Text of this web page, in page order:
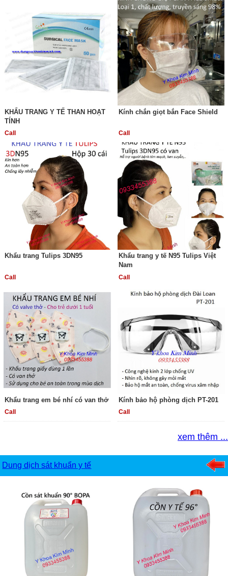
KHẨU TRANG Y TẾ THAN HOẠT
TÍNH
Call
Kính chắn giọt bắn Face Shield
Call
Khẩu trang Tulips 3DN95
Call
Khẩu trang y tế N95 Tulips Việt
Nam
Call
Khẩu trang em bé nhí có van thở
Call
Kính bảo hộ phòng dịch PT-201
Call
xem thêm ...
Dung dịch sát khuẩn y tế